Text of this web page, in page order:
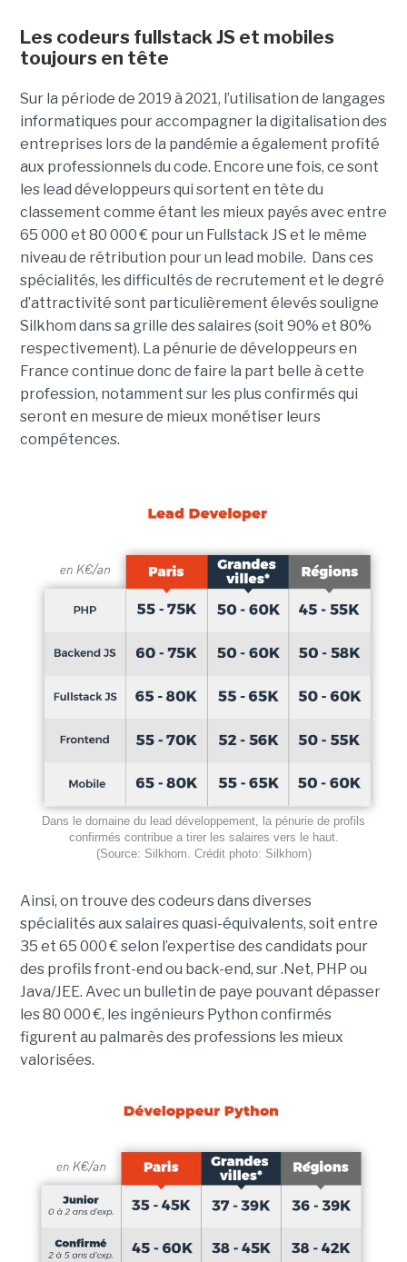
Les codeurs fullstack JS et mobiles
toujours en tête
Sur la période de 2019 à 2021, l’utilisation de langages
informatiques pour accompagner la digitalisation des
entreprises lors de la pandémie a également profité
aux professionnels du code. Encore une fois, ce sont
les lead développeurs qui sortent en tête du
classement comme étant les mieux payés avec entre
65 000 et 80 000 € pour un Fullstack JS et le même
niveau de rétribution pour un lead mobile. Dans ces
spécialités, les difficultés de recrutement et le degré
d’attractivité sont particulièrement élevés souligne
Silkhom dans sa grille des salaires (soit 90% et 80%
respectivement). La pénurie de développeurs en
France continue donc de faire la part belle à cette
profession, notamment sur les plus confirmés qui
seront en mesure de mieux monétiser leurs
compétences.
Dans le domaine du lead développement, la pénurie de profils
confirmés contribue a tirer les salaires vers le haut.
(Source: Silkhom. Crédit photo: Silkhom)
Ainsi, on trouve des codeurs dans diverses
spécialités aux salaires quasi-équivalents, soit entre
35 et 65 000 € selon l’expertise des candidats pour
des profils front-end ou back-end, sur .Net, PHP ou
Java/JEE. Avec un bulletin de paye pouvant dépasser
les 80 000 €, les ingénieurs Python confirmés
figurent au palmarès des professions les mieux
valorisées.